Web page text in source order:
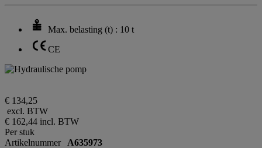
Max. belasting (t) : 10 t
CE
€ 134,25
excl. BTW
€ 162,44 incl. BTW
Per stuk
Artikelnummer A635973